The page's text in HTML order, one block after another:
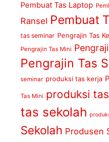
Pembuat Tas Laptop
Ransel Pembuat
tas seminar Pengrajin Tas
Pengrajin Tas Mini
Pengrajin Tas
seminar produksi tas kerja
Tas Mini produksi
tas sekolah
Sekolah Produsen